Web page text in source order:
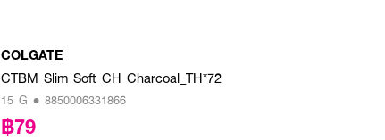
COLGATE
CTBM Slim Soft CH Charcoal_TH*72
15 G • 8850006331866
฿79